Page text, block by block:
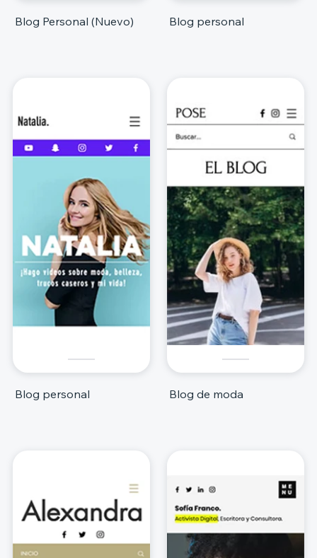
Blog Personal (Nuevo) Blog personal
Blog personal Blog de moda